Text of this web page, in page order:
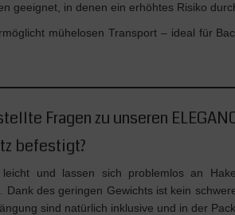
geeignet, in denen ein erhöhtes Risiko
mühelosen Transport – ideal für
Fragen zu unseren
befestigt?
und lassen sich problemlos an
Dank des geringen Gewichts ist kein
sind natürlich inklusive und in der